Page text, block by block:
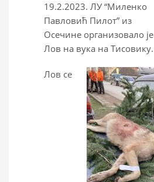
19.2.2023. ЛУ “Миленко
Павловић Пилот” из
Осечине организовало је
Лов на вука на Тисовику.
Лов се